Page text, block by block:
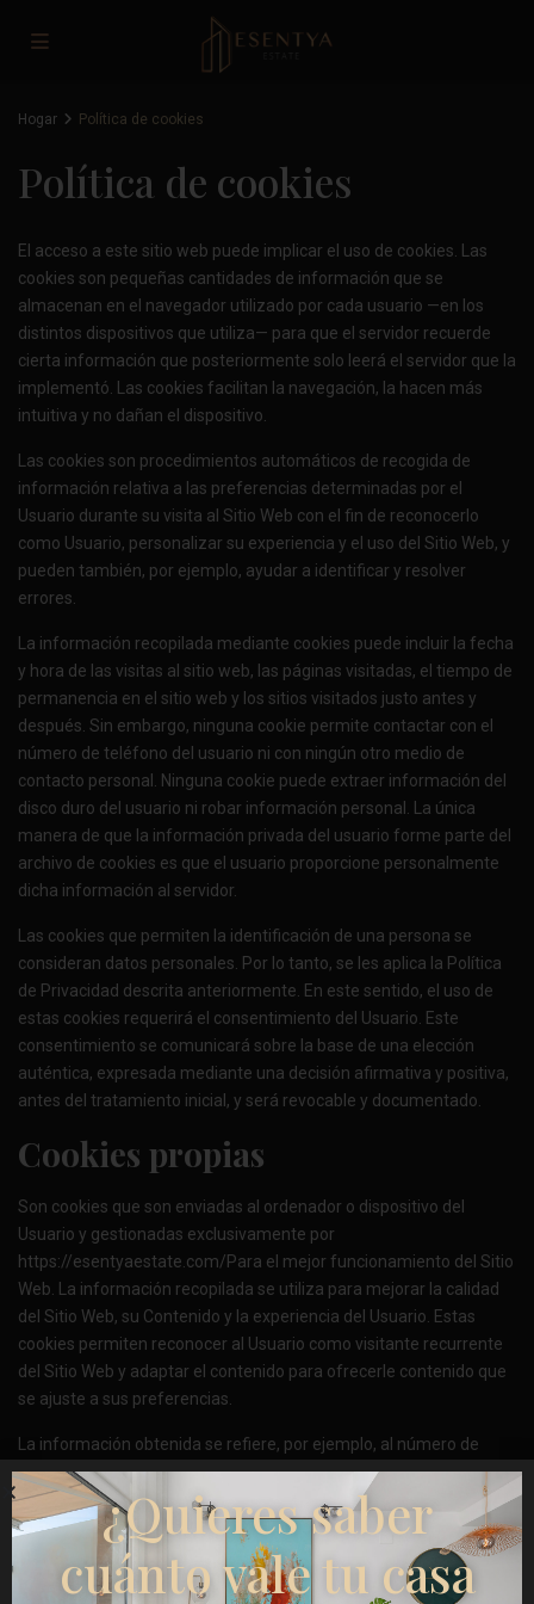
Hogar Política de cookies
Política de cookies
El acceso a este sitio web puede implicar el uso de cookies. Las
cookies son pequeñas cantidades de información que se
almacenan en el navegador utilizado por cada usuario —en los
distintos dispositivos que utiliza— para que el servidor recuerde
cierta información que posteriormente solo leerá el servidor que la
implementó. Las cookies facilitan la navegación, la hacen más
intuitiva y no dañan el dispositivo.
Las cookies son procedimientos automáticos de recogida de
información relativa a las preferencias determinadas por el
Usuario durante su visita al Sitio Web con el fin de reconocerlo
como Usuario, personalizar su experiencia y el uso del Sitio Web, y
pueden también, por ejemplo, ayudar a identificar y resolver
errores.
La información recopilada mediante cookies puede incluir la fecha
y hora de las visitas al sitio web, las páginas visitadas, el tiempo de
permanencia en el sitio web y los sitios visitados justo antes y
después. Sin embargo, ninguna cookie permite contactar con el
número de teléfono del usuario ni con ningún otro medio de
contacto personal. Ninguna cookie puede extraer información del
disco duro del usuario ni robar información personal. La única
manera de que la información privada del usuario forme parte del
archivo de cookies es que el usuario proporcione personalmente
dicha información al servidor.
Las cookies que permiten la identificación de una persona se
consideran datos personales. Por lo tanto, se les aplica la Política
de Privacidad descrita anteriormente. En este sentido, el uso de
estas cookies requerirá el consentimiento del Usuario. Este
consentimiento se comunicará sobre la base de una elección
auténtica, expresada mediante una decisión afirmativa y positiva,
antes del tratamiento inicial, y será revocable y documentado.
Cookies propias
Son cookies que son enviadas al ordenador o dispositivo del
Usuario y gestionadas exclusivamente por
https://esentyaestate.com/Para el mejor funcionamiento del Sitio
Web. La información recopilada se utiliza para mejorar la calidad
del Sitio Web, su Contenido y la experiencia del Usuario. Estas
cookies permiten reconocer al Usuario como visitante recurrente
del Sitio Web y adaptar el contenido para ofrecerle contenido que
se ajuste a sus preferencias.
La información obtenida se refiere, por ejemplo, al número de
páginas visitadas, el idioma, la ubicación desde la que se accede a
la dirección IP del Usuario, el número de Usuarios que acceden, la
frecuencia y recurrencia de las visitas, la duración de las visitas, el
navegador utilizado, el operador o tipo de dispositivo desde el que
se realiza la visita. Esta información se utiliza para mejorar el Sitio
¿Quieres saber
cuánto vale tu casa